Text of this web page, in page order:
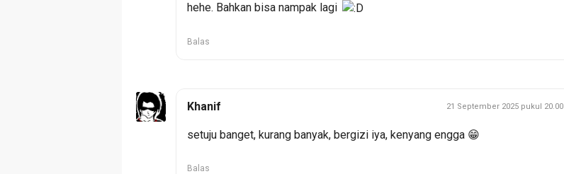
hehe. Bahkan bisa nampak lagi
Balas
Khanif 21 September 2025 pukul 20.00
setuju banget, kurang banyak, bergizi iya, kenyang engga 😁
Balas